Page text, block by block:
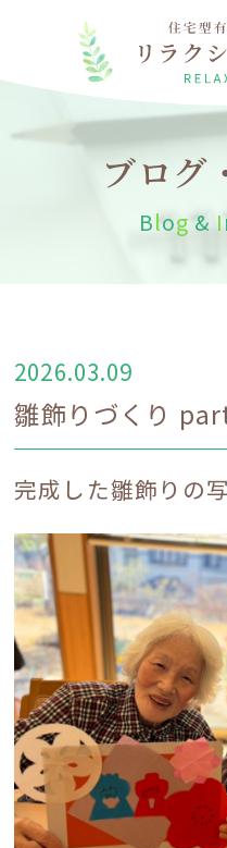
ブログ
Blog & I
2026.03.09
雛飾りづくり
完成した雛飾りの
リラクシ
お
入
採